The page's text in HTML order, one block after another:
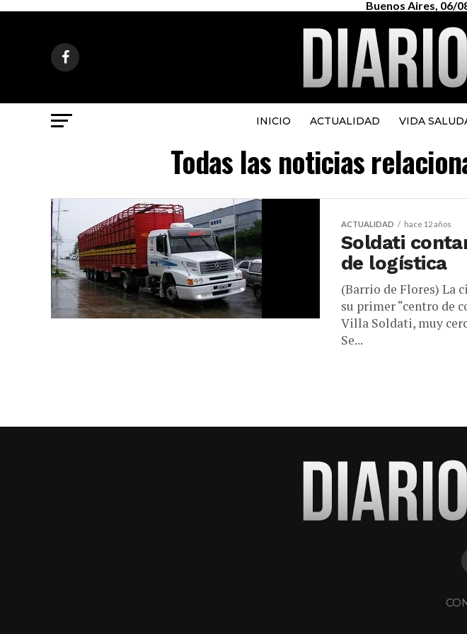
Buenos Aires, 06/
INICIO ACTUALIDAD VIDA
Todas las noticias
ACTUALIDAD hace 12 años
Soldati
de logística
(Barrio de Flores) La
su primer “centro de
Villa Soldati, muy
Se...